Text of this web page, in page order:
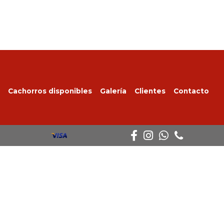
Cachorros disponibles Galería Clientes Contacto